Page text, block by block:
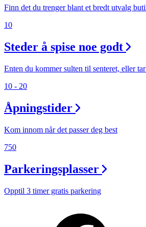
Finn det du trenger blant et bredt utvalg
10
Steder å spise noe godt
Enten du kommer sulten til senteret, eller
10 - 20
Åpningstider
Kom innom når det passer deg best
750
Parkeringsplasser
Opptil 3 timer gratis parkering